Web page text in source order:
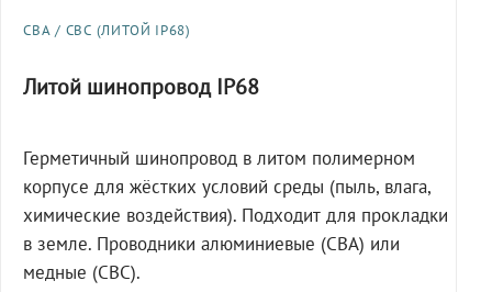
СВА / СВС (ЛИТОЙ IP68)
Литой шинопровод IP68
Герметичный шинопровод в литом полимерном
корпусе для жёстких условий среды (пыль, влага,
химические воздействия). Подходит для прокладки
в земле. Проводники алюминиевые (СВА) или
медные (СВС).